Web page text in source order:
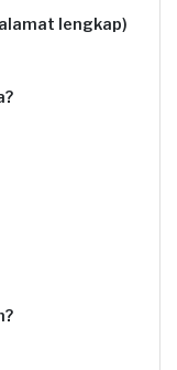
lengkap)